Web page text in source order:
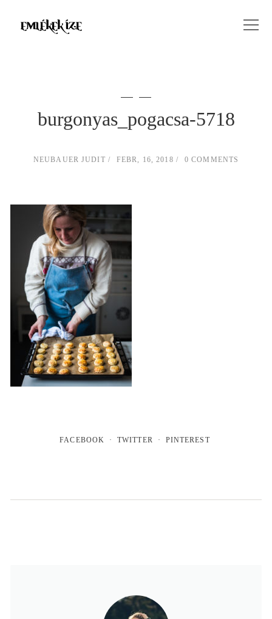
burgonyas_pogacsa-5718
NEUBAUER JUDIT FEBR, 16, 2018 0 COMMENTS
FACEBOOK TWITTER PINTEREST